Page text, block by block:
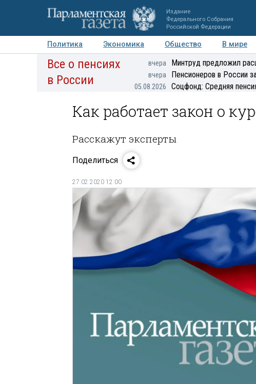
Издание
Федерального Собрания
Российской Федерации
Политика Экономика Общество В мире
Авторы Персоны Мнения Регионы
Все о пенсиях
в России
вчера Минтруд предложил
вчера Пенсионеров в России
05.08.2026 Соцфонд: Средняя
Как работает закон о
Расскажут эксперты
Поделиться
27.02.2020 12:00